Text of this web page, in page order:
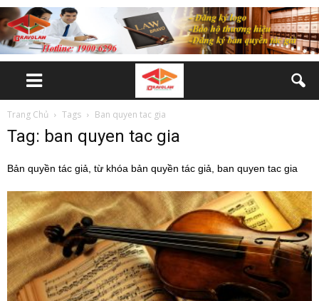
Trang Chủ Tags Ban quyen tac gia
Tag: ban quyen tac gia
Bản quyền tác giả, từ khóa bản quyền tác giả, ban quyen tac gia